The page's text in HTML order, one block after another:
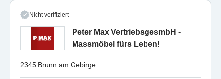
Nicht verifiziert
Peter Max VertriebsgesmbH -
Massmöbel fürs Leben!
2345 Brunn am Gebirge